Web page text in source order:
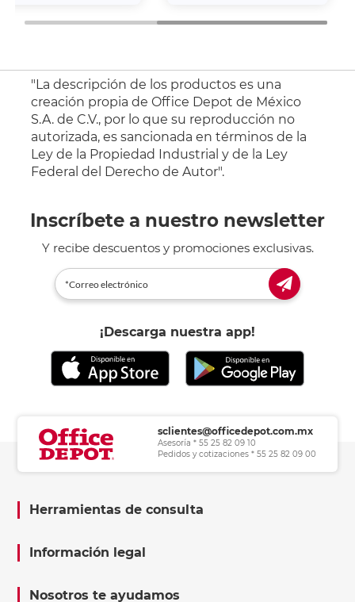
"La descripción de los productos es una
creación propia de Office Depot de México
S.A. de C.V., por lo que su reproducción no
autorizada, es sancionada en términos de la
Ley de la Propiedad Industrial y de la Ley
Federal del Derecho de Autor".
Inscríbete a nuestro newsletter
Y recibe descuentos y promociones exclusivas.
¡Descarga nuestra app!
sclientes@officedepot.com.mx
Asesoría * 55 25 82 09 10
Pedidos y cotizaciones * 55 25 82 09 00
Herramientas de consulta
Información legal
Nosotros te ayudamos